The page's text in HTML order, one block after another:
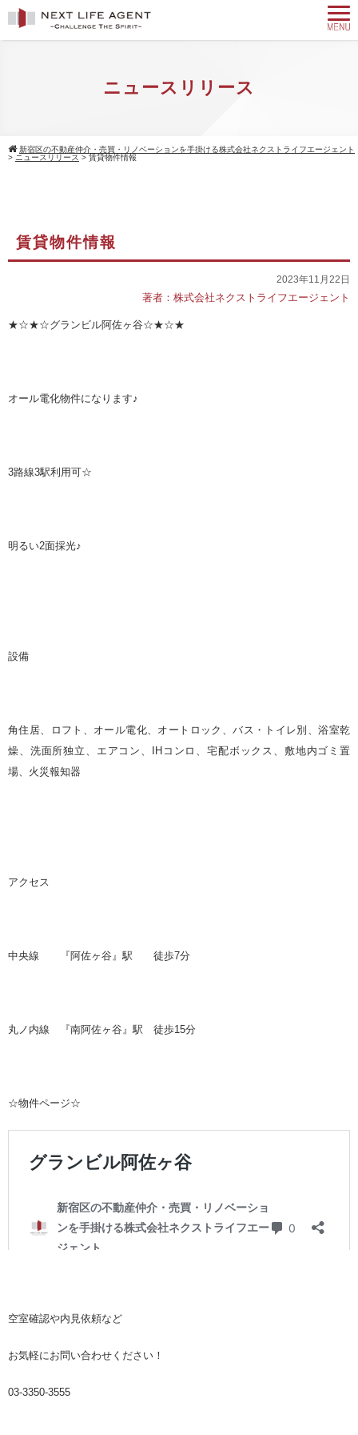
ニュースリリース
新宿区の不動産仲介・売買・リノベーションを手掛ける株式会社ネクストライフエージェント
> ニュースリリース > 賃貸物件情報
賃貸物件情報
2023年11月22日
著者：株式会社ネクストライフエージェント
★☆★☆グランビル阿佐ヶ谷☆★☆★
オール電化物件になります♪
3路線3駅利用可☆
明るい2面採光♪
設備
角住居、ロフト、オール電化、オートロック、バス・トイレ別、浴室乾
燥、洗面所独立、エアコン、
IH コンロ、宅配ボックス、敷地内ゴミ置
場、火災報知器
アクセス
中央線 『阿佐ヶ谷』駅 徒歩7分
丸ノ内線 『南阿佐ヶ谷』駅 徒歩15分
☆物件ページ☆
空室確認や内見依頼など
お気軽にお問い合わせください！
03-3350-3555